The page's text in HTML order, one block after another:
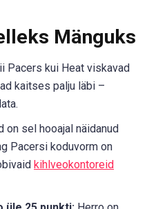
Mänguks
Pacers kui Heat viskavad
kaitses palju läbi –
on sel hooajal näidanud
Pacersi koduvorm on
kihlveokontoreid